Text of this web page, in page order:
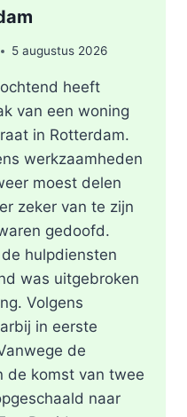
5 augustus 2026
heeft
van een woning
in Rotterdam.
werkzaamheden
moest delen
zeker van te zijn
gedoofd.
hulpdiensten
was uitgebroken
Volgens
in eerste
de
de komst van twee
naar